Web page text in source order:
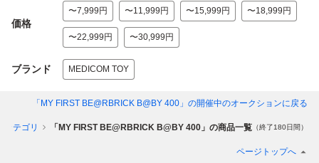
価格
〜7,999円 〜11,999円 〜15,999円 〜18,999円
〜22,999円 〜30,999円
ブランド MEDICOM TOY
「MY FIRST BE@RBRICK B@BY 400」 の開催中のオークションに戻る
カテゴリ 「MY FIRST BE@RBRICK B@BY 400」の商品一覧 （終了180日間）
ページトップへ